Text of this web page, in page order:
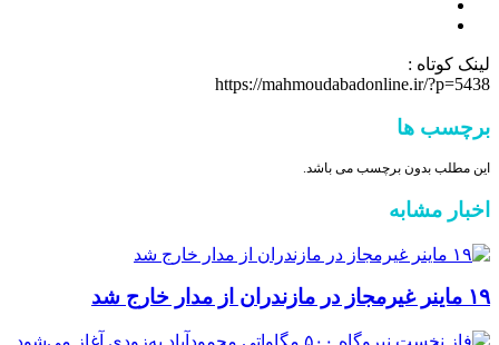
لینک کوتاه :
https://mahmoudabadonline.ir/?p=5438
برچسب ها
این مطلب بدون برچسب می باشد.
اخبار مشابه
۱۹ ماینر غیرمجاز در مازندران از مدار خارج شد